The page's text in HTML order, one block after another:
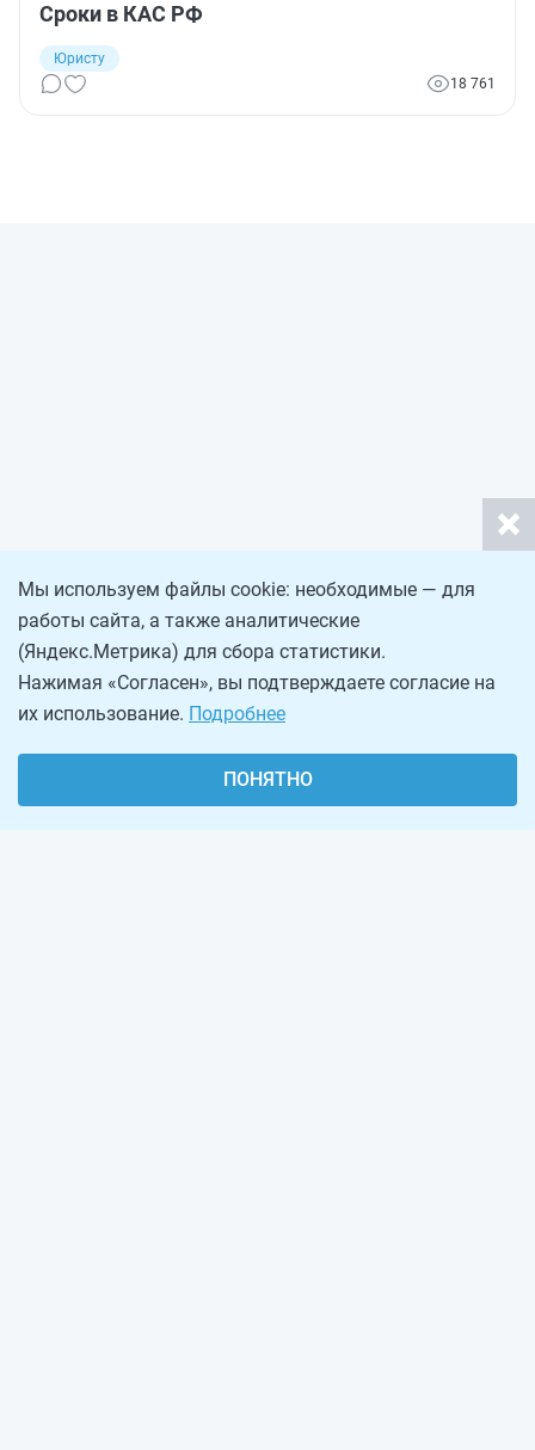
Сроки в КАС РФ
Юристу
18 761
Мы используем файлы cookie: необходимые — для
работы сайта, а также аналитические
(Яндекс.Метрика) для сбора статистики.
Нажимая «Согласен», вы подтверждаете согласие на
их использование. Подробнее
ПОНЯТНО